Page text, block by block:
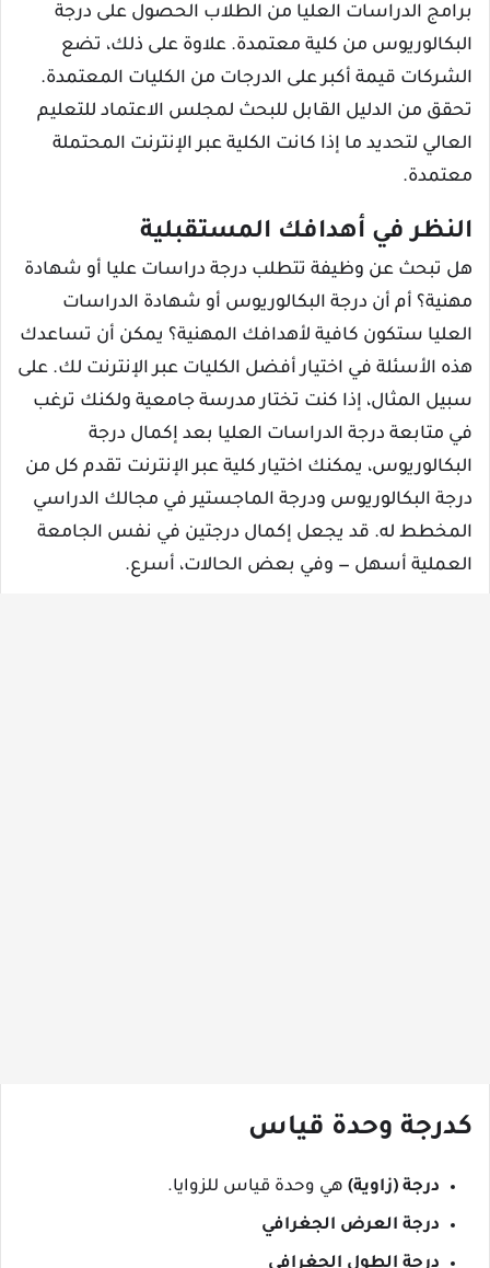
برامج الدراسات العليا من الطلاب الحصول على درجة
البكالوريوس من كلية معتمدة. علاوة على ذلك، تضع
الشركات قيمة أكبر على الدرجات من الكليات المعتمدة.
تحقق من الدليل القابل للبحث لمجلس الاعتماد للتعليم
العالي لتحديد ما إذا كانت الكلية عبر الإنترنت المحتملة
معتمدة.
النظر في أهدافك المستقبلية
هل تبحث عن وظيفة تتطلب درجة دراسات عليا أو شهادة
مهنية؟ أم أن درجة البكالوريوس أو شهادة الدراسات
العليا ستكون كافية لأهدافك المهنية؟ يمكن أن تساعدك
هذه الأسئلة في اختيار أفضل الكليات عبر الإنترنت لك. على
سبيل المثال، إذا كنت تختار مدرسة جامعية ولكنك ترغب
في متابعة درجة الدراسات العليا بعد إكمال درجة
البكالوريوس، يمكنك اختيار كلية عبر الإنترنت تقدم كل من
درجة البكالوريوس ودرجة الماجستير في مجالك الدراسي
المخطط له. قد يجعل إكمال درجتين في نفس الجامعة
العملية أسهل — وفي بعض الحالات، أسرع.
كدرجة وحدة قياس
درجة (زاوية) هي وحدة قياس للزوايا.
درجة العرض الجغرافي